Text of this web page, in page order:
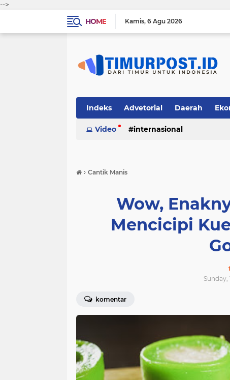
-->
HOME
Kamis 6 Agu 2026
Indeks Advetorial Daerah
Video internasional
› Cantik Manis
Wow,
Mencicipi
Sunday,
komentar